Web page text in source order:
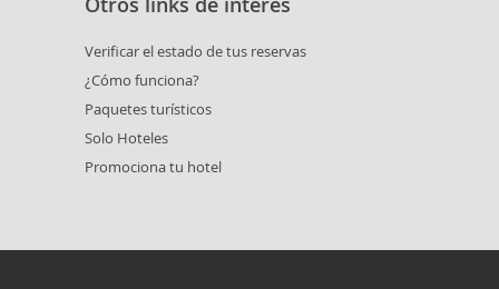
Verificar el estado de tus reservas
¿Cómo funciona?
Paquetes turísticos
Solo Hoteles
Promociona tu hotel